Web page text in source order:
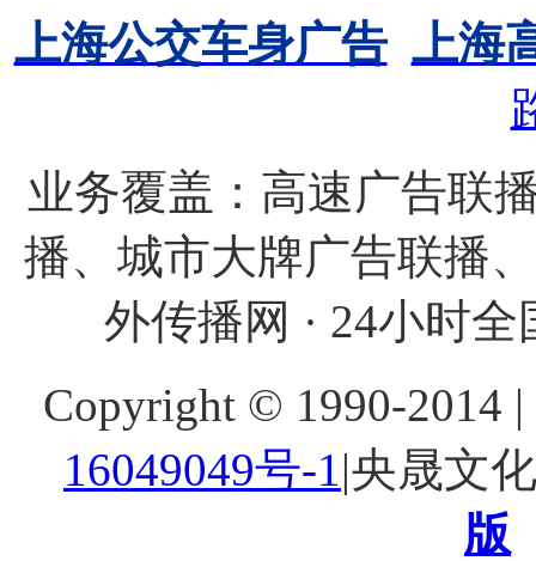
上海公交车身广告 上海
业务覆盖：高速广告联
播、城市大牌广告联播
外传播网 · 24小时
Copyright © 1990-2014
16049049号-1|央晟文
版